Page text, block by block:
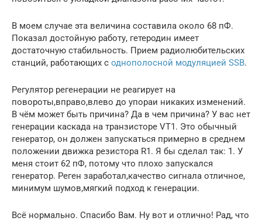
В моем случае эта величина составила около 68 пФ.
Показал достойную работу, гетеродин имеет
достаточную стабильность. Прием радиолюбительских
станций, работающих с однополосной модуляцией SSB.
Регулятор регенерации не реагирует на
повороты,вправо,влево до упораи никаких изменений.
В чём может быть причина? Да в чем причина? У вас нет
генерации каскада на транзисторе VT1. Это обычный
генератор, он должен запускаться примерно в среднем
положении движка резистора R1. Я бы сделал так: 1. У
меня стоит 62 пФ, потому что плохо запускался
генератор. Реген заработал,качество сигнала отличное,
минимум шумов,мягкий подход к генерации.
Всё нормально. Спасибо Вам. Ну вот и отлично! Рад, что